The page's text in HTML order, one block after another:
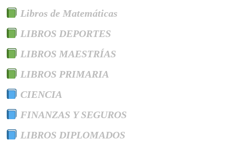
Libros de Matemáticas
LIBROS DEPORTES
LIBROS MAESTRÍAS
LIBROS PRIMARIA
CIENCIA
FINANZAS Y SEGUROS
LIBROS DIPLOMADOS